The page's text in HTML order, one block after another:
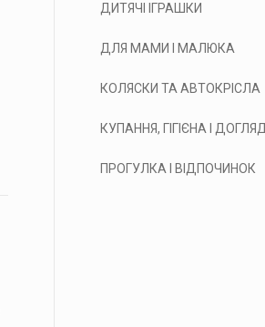
ДИТЯЧІ ІГРАШКИ
ДЛЯ МАМИ І МАЛЮКА
КОЛЯСКИ ТА АВТОКРІСЛА
КУПАННЯ, ГІГІЄНА І ДОГЛЯД
ПРОГУЛКА І ВІДПОЧИНОК